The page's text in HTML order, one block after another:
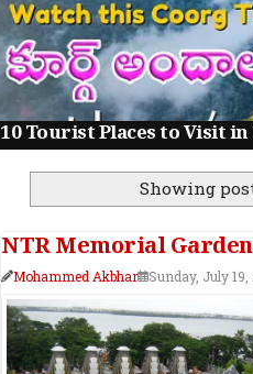
10 Tourist Places to Visit in
Showing
NTR Memorial
Mohammed Akbhar Sunday, July 19,